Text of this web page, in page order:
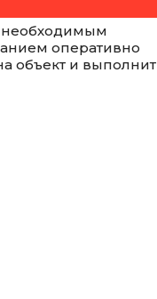
оперативно
объект и выполнит